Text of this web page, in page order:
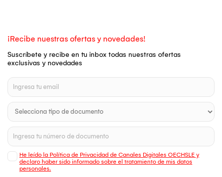
¡Recibe nuestras ofertas y novedades!
Suscríbete y recibe en tu inbox todas nuestras ofertas
exclusivas y novedades
He leído la Política de Privacidad de Canales Digitales OECHSLE y
declaro haber sido informado sobre el tratamiento de mis datos
personales.